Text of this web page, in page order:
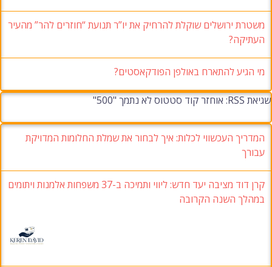
משטרת ירושלים שוקלת להרחיק את יו”ר תנועת “חוזרים להר” מהעיר
העתיקה?
מי הגיע להתארח באולפן הפודקאסטים?
שגיאת RSS: אוחזר קוד סטטוס לא נתמך "500"
המדריך העכשווי לכלות: איך לבחור את שמלת החלומות המדויקת
עבורך
קרן דוד מציבה יעד חדש: ליווי ותמיכה ב-37 משפחות אלמנות ויתומים
במהלך השנה הקרובה